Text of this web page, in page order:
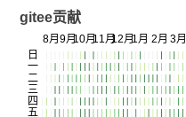
gitee贡献